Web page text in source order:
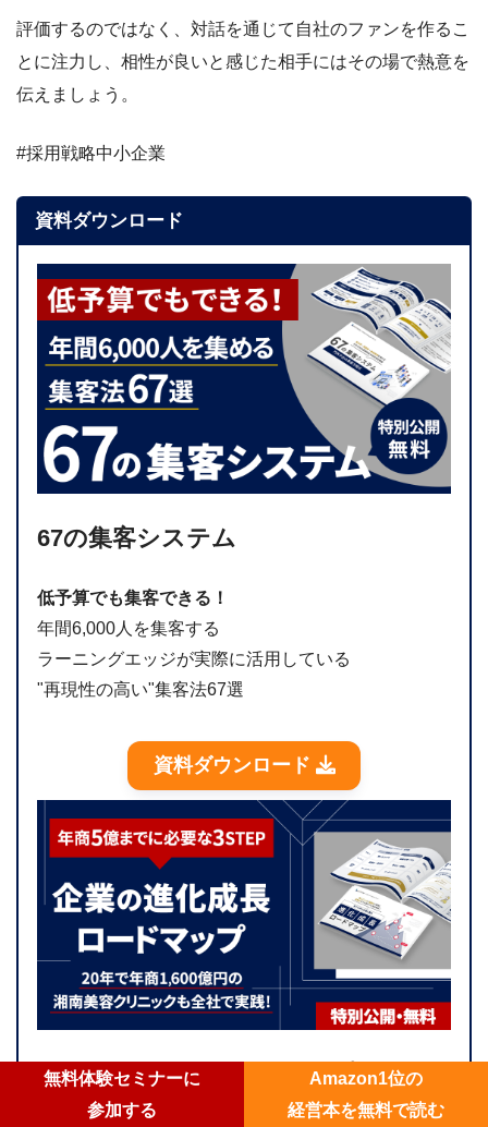
評価するのではなく、対話を通じて自社のファンを作るこ
とに注力し、相性が良いと感じた相手にはその場で熱意を
伝えましょう。
#採用戦略中小企業
資料ダウンロード
67の集客システム
低予算でも集客できる！
年間6,000人を集客する
ラーニングエッジが実際に活用している
"再現性の高い"集客法67選
資料ダウンロード
企業の進化成長ロードマップ
無料体験セミナーに
参加する
Amazon1位の
経営本を無料で読む